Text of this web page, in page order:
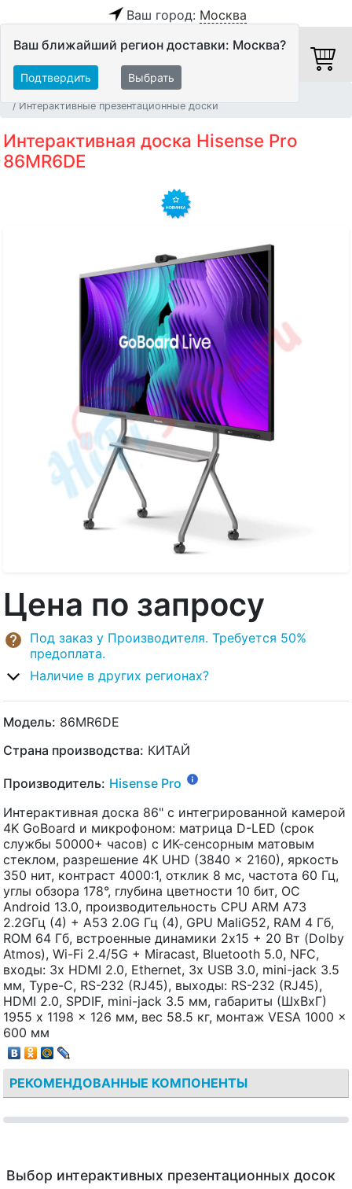
Ваш город: Москва
Ваш ближайший регион доставки: Москва?
Подтвердить Выбрать
Интерактивные презентационные доски
Интерактивная доска Hisense Pro
86MR6DE
Цена по запросу
Под заказ у Производителя. Требуется 50%
предоплата.
Наличие в других регионах?
Модель: 86MR6DE
Страна производства: КИТАЙ
Производитель: Hisense Pro
Интерактивная доска 86" c интегрированной камерой
4K GoBoard и микрофоном: матрица D-LED (срок
службы 50000+ часов) с ИК-сенсорным матовым
стеклом, разрешение 4K UHD (3840 x 2160), яркость
350 нит, контраст 4000:1, отклик 8 мс, частота 60 Гц,
углы обзора 178°, глубина цветности 10 бит, ОС
Android 13.0, производительность CPU ARM A73
2.2GГц (4) + A53 2.0G Гц (4), GPU MaliG52, RAM 4 Гб,
ROM 64 Гб, встроенные динамики 2х15 + 20 Вт (Dolby
Atmos), Wi-Fi 2.4/5G + Miracast, Bluetooth 5.0, NFC,
входы: 3х HDMI 2.0, Ethernet, 3х USB 3.0, mini-jack 3.5
мм, Type-C, RS-232 (RJ45), выходы: RS-232 (RJ45),
HDMI 2.0, SPDIF, mini-jack 3.5 мм, габариты (ШхВхГ)
1955 x 1198 x 126 мм, вес 58.5 кг, монтаж VESA 1000 x
600 мм
РЕКОМЕНДОВАННЫЕ КОМПОНЕНТЫ
Выбор интерактивных презентационных досок